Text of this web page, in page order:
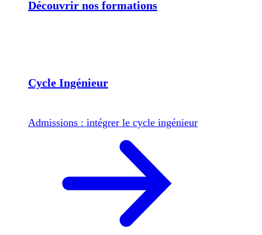
Découvrir nos formations
Cycle Ingénieur
Admissions : intégrer le cycle ingénieur